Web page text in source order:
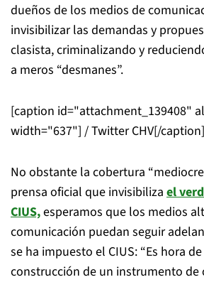
dueños de los medios de
invisibilizar las demandas y
clasista, criminalizando y
a meros “desmanes”.
[caption id="attachment_139408"
width="637"] / Twitter CHV[/caption]
No obstante la cobertura
prensa oficial que invisibiliza el
CIUS,esperamos que los medios
comunicación puedan seguir
se ha impuesto el CIUS: “Es hora
construcción de un instrumento de